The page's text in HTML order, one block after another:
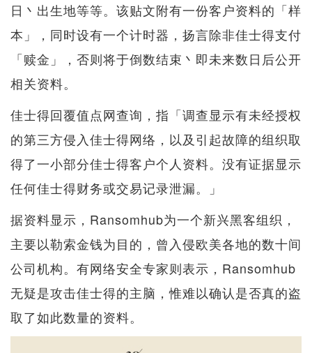
日丶出生地等等。该贴文附有一份客户资料的「样
本」，同时设有一个计时器，扬言除非佳士得支付
「赎金」，否则将于倒数结束丶即未来数日后公开
相关资料。
佳士得回覆值点网查询，指「调查显示有未经授权
的第三方侵入佳士得网络，以及引起故障的组织取
得了一小部分佳士得客户个人资料。没有证据显示
任何佳士得财务或交易记录泄漏。」
据资料显示，Ransomhub为一个新兴黑客组织，
主要以勒索金钱为目的，曾入侵欧美各地的数十间
公司机构。有网络安全专家则表示，Ransomhub
无疑是攻击佳士得的主脑，惟难以确认是否真的盗
取了如此数量的资料。